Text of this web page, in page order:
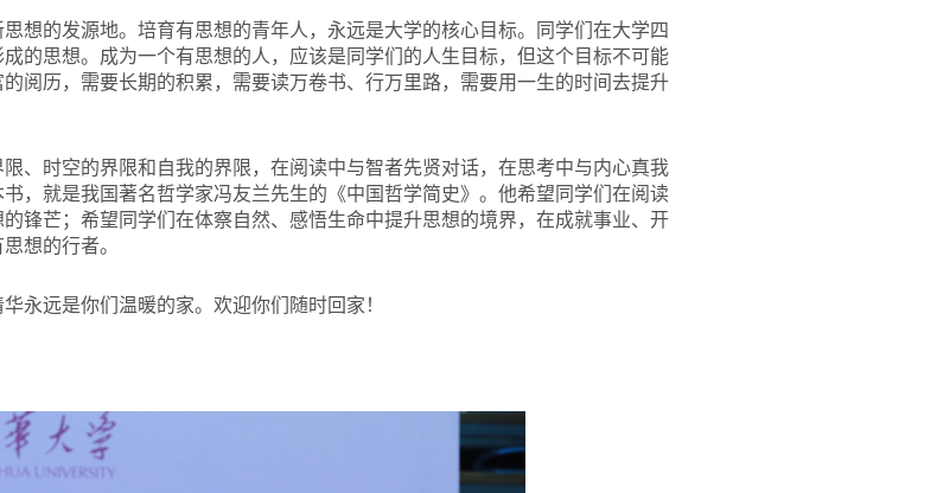
想的发源地。培育有思想的青年人，永远是大学的核心目标。同学们在大学四
的思想。成为一个有思想的人，应该是同学们的人生目标，但这个目标不可能
阅历，需要长期的积累，需要读万卷书、行万里路，需要用一生的时间去提升
、时空的界限和自我的界限，在阅读中与智者先贤对话，在思考中与内心真我
，就是我国著名哲学家冯友兰先生的《中国哲学简史》。他希望同学们在阅读
锋芒；希望同学们在体察自然、感悟生命中提升思想的境界，在成就事业、开
想的行者。
永远是你们温暖的家。欢迎你们随时回家！